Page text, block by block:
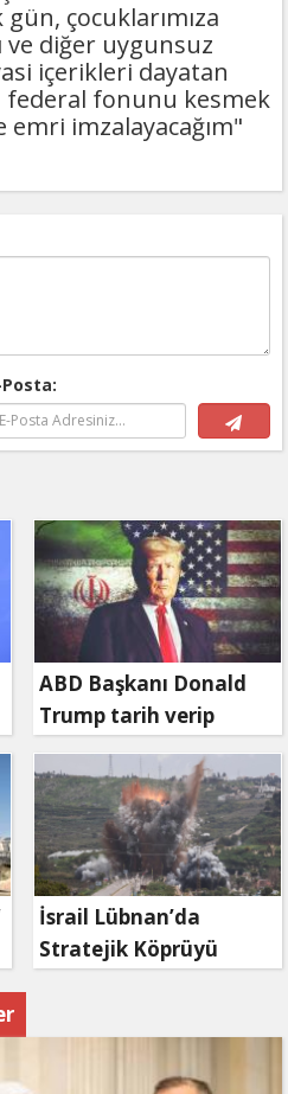
çocuklarımıza
ve diğer uygunsuz
içerikleri dayatan
fonunu kesmek
imzalayacağım"
Posta:
ABD Başkanı Donald
Trump tarih verip
duyurdu: Savaş ne
zaman bitecek?
İsrail Lübnan’da
Stratejik Köprüyü